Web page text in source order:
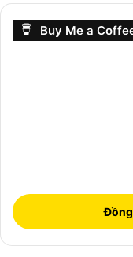
Buy Me a